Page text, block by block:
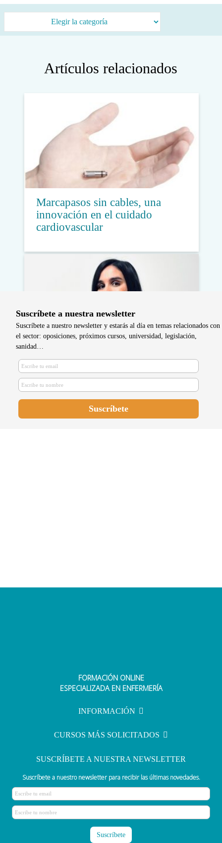
Artículos relacionados
Marcapasos sin cables, una
innovación en el cuidado
cardiovascular
Formación en enfermería en
cardiología, clave para la práctica
basada en evidencia
Suscríbete a nuestra newsletter
Suscríbete a nuestro newsletter y estarás al día en temas relacionados con
el sector: oposiciones, próximos cursos, universidad, legislación,
sanidad…
FORMACIÓN ONLINE
ESPECIALIZADA EN ENFERMERÍA
INFORMACIÓN
CURSOS MÁS SOLICITADOS
SUSCRÍBETE A NUESTRA NEWSLETTER
Suscríbete a nuestro newsletter para recibir las últimas novedades.